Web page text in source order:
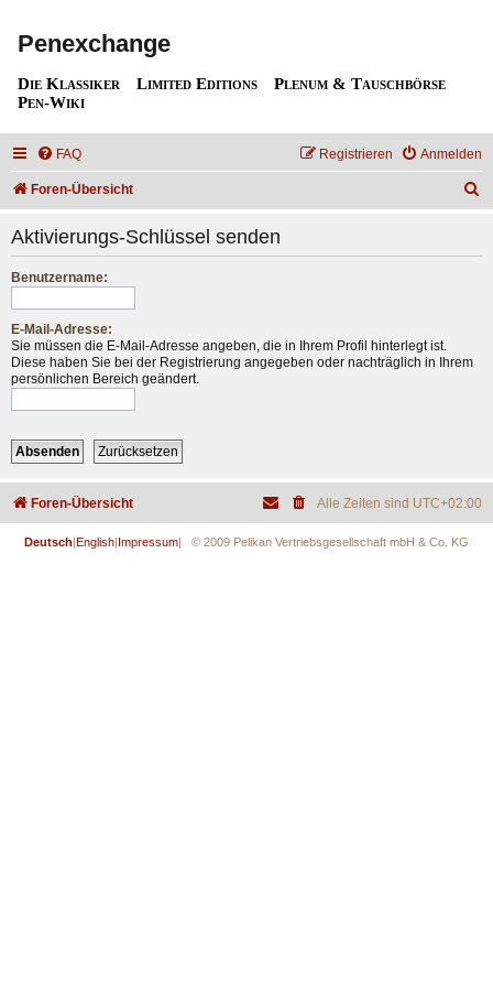
Penexchange
Die Klassiker Limited Editions
Plenum & Tauschbörse
Pen-Wiki
FAQ Anmelden
Registrieren
Foren-Übersicht
Aktivierungs-Schlüssel senden
Benutzername:
E-Mail-Adresse:
Sie müssen die E-Mail-Adresse angeben, die in Ihrem Profil hinterlegt ist.
Diese haben Sie bei der Registrierung angegeben oder nachträglich in Ihrem
persönlichen Bereich geändert.
Foren-Übersicht Alle Zeiten sind UTC+02:00
Deutsch English Impressum | © 2009 Pelikan Vertriebsgesellschaft mbH & Co. KG